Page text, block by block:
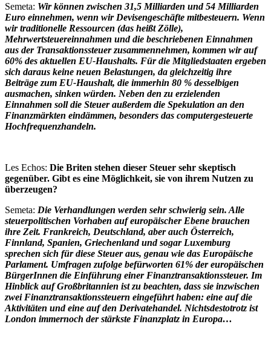
Semeta: Wir können zwischen 31,5 Milliarden und 54 Milliarden
Euro einnehmen, wenn wir Devisengeschäfte mitbesteuern. Wenn
wir traditionelle Ressourcen (das heißt Zölle),
Mehrwertsteuereinnahmen und die beschriebenen Einnahmen
aus der Transaktionssteuer zusammennehmen, kommen wir auf
60% des aktuellen EU-Haushalts. Für die Mitgliedstaaten ergeben
sich daraus keine neuen Belastungen, da gleichzeitig ihre
Beiträge zum EU-Haushalt, die immerhin 80 % desselbigen
ausmachen, sinken würden. Neben den zu erzielenden
Einnahmen soll die Steuer außerdem die Spekulation an den
Finanzmärkten eindämmen, besonders das computergesteuerte
Hochfrequenzhandeln.
Les Echos: Die Briten stehen dieser Steuer sehr skeptisch
gegenüber. Gibt es eine Möglichkeit, sie von ihrem Nutzen zu
überzeugen?
Semeta: Die Verhandlungen werden sehr schwierig sein. Alle
steuerpolitischen Vorhaben auf europäischer Ebene brauchen
ihre Zeit. Frankreich, Deutschland, aber auch Österreich,
Finnland, Spanien, Griechenland und sogar Luxemburg
sprechen sich für diese Steuer aus, genau wie das Europäische
Parlament. Umfragen zufolge befürworten 61% der europäischen
BürgerInnen die Einführung einer Finanztransaktionssteuer. Im
Hinblick auf Großbritannien ist zu beachten, dass sie inzwischen
zwei Finanztransaktionssteuern eingeführt haben: eine auf die
Aktivitäten und eine auf den Derivatehandel. Nichtsdestotrotz ist
London immernoch der stärkste Finanzplatz in Europa…